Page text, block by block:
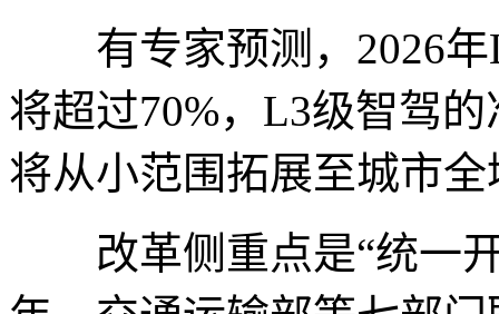
有专家预测，2026年
将超过70%，L3级智驾
将从小范围拓展至城市全
改革侧重点是“统一开